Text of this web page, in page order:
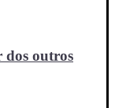
dos outros